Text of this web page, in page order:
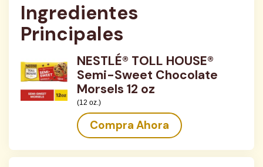
Ingredientes
Principales
NESTLÉ® TOLL HOUSE®
Semi-Sweet Chocolate
Morsels 12 oz
(12 oz.)
Compra Ahora